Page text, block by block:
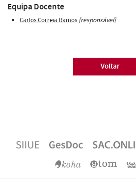
Equipa Docente
Carlos Correia Ramos [responsável]
Voltar